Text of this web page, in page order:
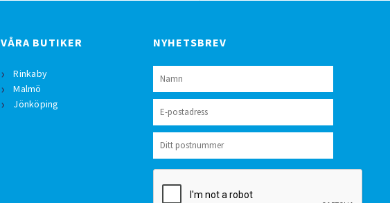
VÅRA BUTIKER
Rinkaby
Malmö
Jönköping
NYHETSBREV